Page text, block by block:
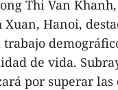
Thi Van
Hanoi,
de vida.
por superar